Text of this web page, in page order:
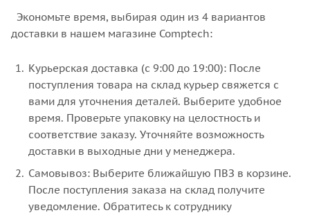
Экономьте время, выбирая один из 4 вариантов
доставки в нашем магазине Comptech:
Курьерская доставка (с 9:00 до 19:00): После
поступления товара на склад курьер свяжется с
вами для уточнения деталей. Выберите удобное
время. Проверьте упаковку на целостность и
соответствие заказу. Уточняйте возможность
доставки в выходные дни у менеджера.
Самовывоз: Выберите ближайшую ПВЗ в корзине.
После поступления заказа на склад получите
уведомление. Обратитесь к сотруднику